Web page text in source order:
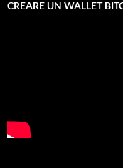
CREARE UN WALLET